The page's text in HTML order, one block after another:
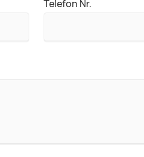
Telefon Nr.